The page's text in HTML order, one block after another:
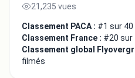
21,235 vues
Classement PACA : #1 sur
Classement France : #20 sur
Classement global
filmés